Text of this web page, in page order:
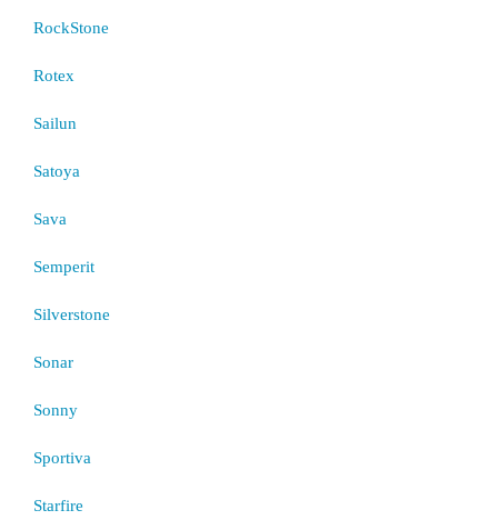
RockStone
Rotex
Sailun
Satoya
Sava
Semperit
Silverstone
Sonar
Sonny
Sportiva
Starfire